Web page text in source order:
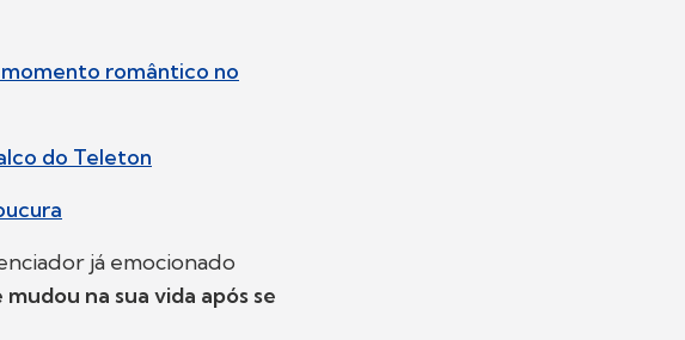
romântico no
do Teleton
já emocionado
na sua vida após se